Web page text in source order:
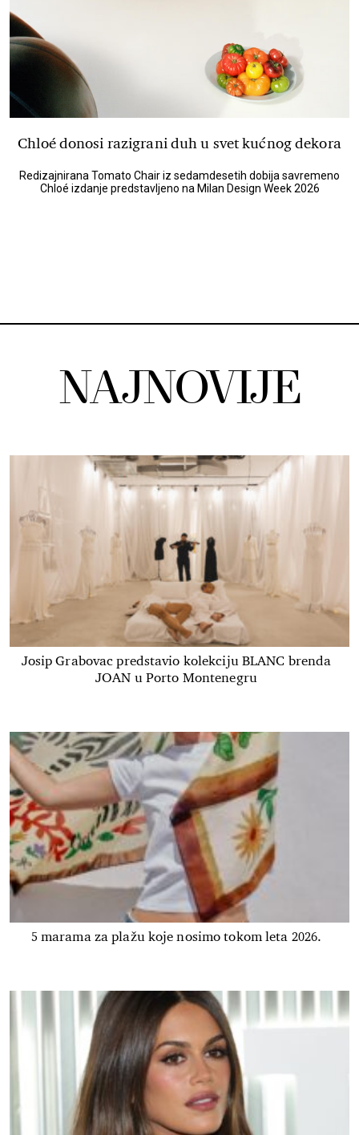
Chloé donosi razigrani duh u svet kućnog dekora
Redizajnirana Tomato Chair iz sedamdesetih dobija savremeno
Chloé izdanje predstavljeno na Milan Design Week 2026
NAJNOVIJE
Josip Grabovac predstavio kolekciju BLANC brenda
JOAN u Porto Montenegru
5 marama za plažu koje nosimo tokom leta 2026.